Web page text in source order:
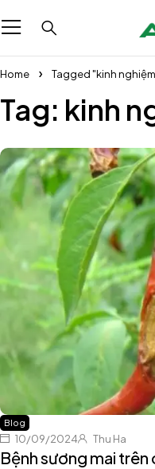
Home Tagged "kinh
Tag: kinh
Blog
10/09/2024 Thu Ha
Bệnh sương mai trên